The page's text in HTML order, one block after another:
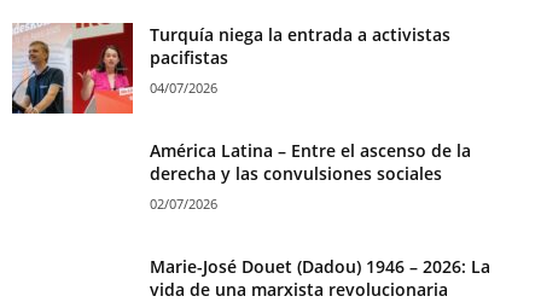
Turquía niega la entrada a activistas
pacifistas
04/07/2026
América Latina – Entre el ascenso de la
derecha y las convulsiones sociales
02/07/2026
Marie-José Douet (Dadou) 1946 – 2026: La
vida de una marxista revolucionaria